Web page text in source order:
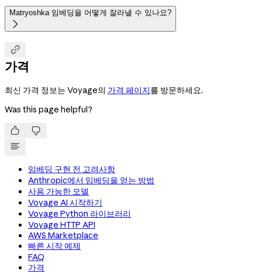
Matryoshka 임베딩을 어떻게 잘라낼 수 있나요?


가격
최신 가격 정보는 Voyage의 가격 페이지를 방문하세요.
Was this page helpful?
 
임베딩 구현 전 고려사항
Anthropic에서 임베딩을 얻는 방법
사용 가능한 모델
Voyage AI 시작하기
Voyage Python 라이브러리
Voyage HTTP API
AWS Marketplace
빠른 시작 예제
FAQ
가격